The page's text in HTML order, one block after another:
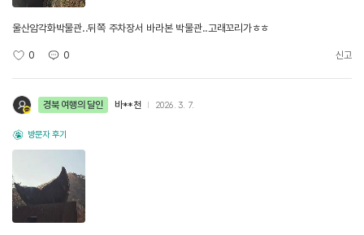
울산암각화박물관..뒤쪽 주차장서 바라본 박물관..고래꼬리가ㅎㅎ
0 0 신고
경북 여행의 달인 바**천 2026. 3. 7.
방문자 후기